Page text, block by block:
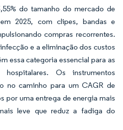
do tamanho do mercado de
2025, com clipes, bandas e
compras recorrentes.
e a eliminação dos custos
essa categoria essencial para as
Os instrumentos
no caminho para um CAGR de
por uma entrega de energia mais
leve que reduz a fadiga do